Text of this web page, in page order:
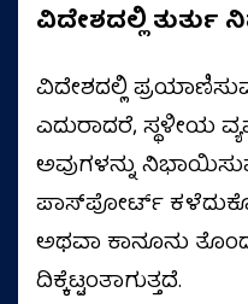
ವಿದೇಶದಲ್ಲಿ ತುರ್ತು
ವಿದೇಶದಲ್ಲಿ
ಎದುರಾದರೆ, ಸ್ಥಳೀಯ
ಅವುಗಳನ್ನು
ಪಾಸ್‌ಪೋರ್ಟ್
ಅಥವಾ ಕಾನೂನು
ದಿಕ್ಕೆಟ್ಟಂತಾಗುತ್ತದೆ.